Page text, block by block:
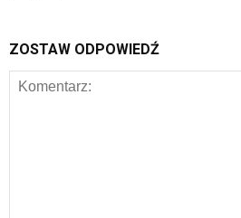
ZOSTAW ODPOWIEDŹ